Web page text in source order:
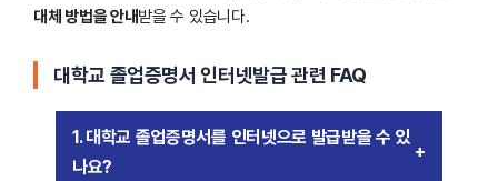
대체 방법을 안내받을 수 있습니다.
대학교 졸업증명서 인터넷발급 관련 FAQ
1. 대학교 졸업증명서를 인터넷으로 발급받을 수 있
나요?